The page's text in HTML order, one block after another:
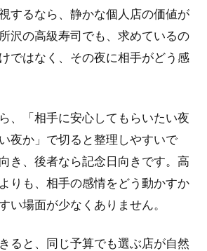
するなら、静かな個人店の価値が
沢の高級寿司でも、求めているの
ではなく、その夜に相手がどう感
、「相手に安心してもらいたい夜
夜か」で切ると整理しやすいで
き、後者なら記念日向きです。高
りも、相手の感情をどう動かすか
い場面が少なくありません。
ると、同じ予算でも選ぶ店が自然